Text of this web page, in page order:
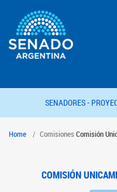
SENADORES -
Home Comisiones Comisión
COMISIÓN